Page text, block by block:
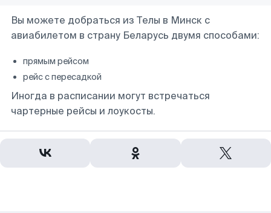
Вы можете добраться из Телы в Минск с
авиабилетом в страну Беларусь двумя способами:
прямым рейсом
рейс с пересадкой
Иногда в расписании могут встречаться
чартерные рейсы и лоукосты.